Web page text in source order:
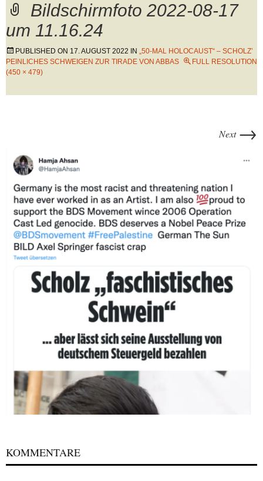
Bildschirmfoto 2022-08-17
um 11.16.24
PUBLISHED ON 17. AUGUST 2022 IN „50-MAL HOLOCAUST“ – SCHOLZ’
PEINLICHES SCHWEIGEN ZUR TIRADE VON ABBAS
FULL RESOLUTION
(450 × 479)
Next →
KOMMENTARE